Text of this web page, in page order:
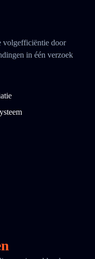
volgefficiëntie door
in één verzoek